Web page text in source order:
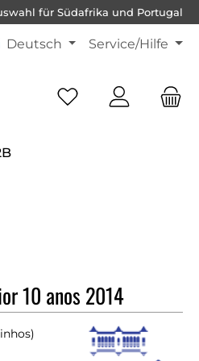
für Südafrika und Portugal
Deutsch Service/Hilfe
10 anos 2014